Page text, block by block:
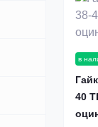
в
40